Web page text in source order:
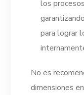
los
para lograr
No es
dimensiones